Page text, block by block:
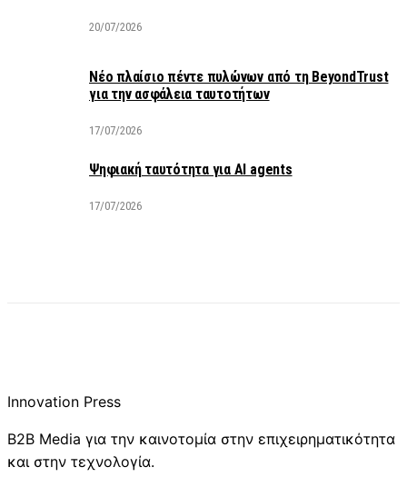
20/07/2026
Νέο πλαίσιο πέντε πυλώνων από τη BeyondTrust
για την ασφάλεια ταυτοτήτων
17/07/2026
Ψηφιακή ταυτότητα για AI agents
17/07/2026
Innovation Press
B2B Media για την καινοτομία στην επιχειρηματικότητα
και στην τεχνολογία.